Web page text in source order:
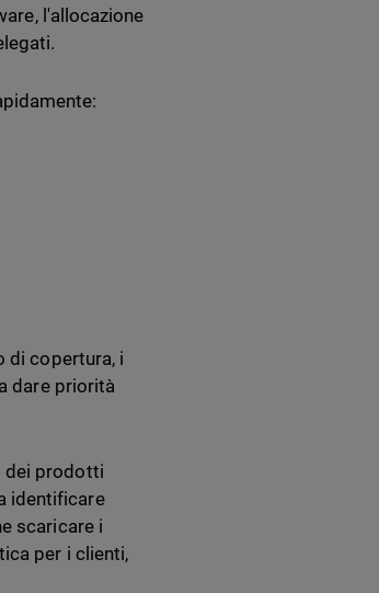
l'allocazione
di copertura, i
dare priorità
dei prodotti
identificare
scaricare i
per i clienti,